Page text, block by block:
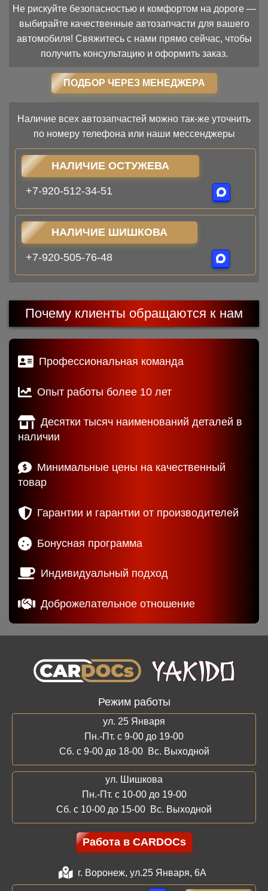
Не рискуйте безопасностью и комфортом на дороге —
выбирайте качественные автозапчасти для вашего
автомобиля! Свяжитесь с нами прямо сейчас, чтобы
получить консультацию и оформить заказ.
ПОДБОР ЧЕРЕЗ МЕНЕДЖЕРА
Наличие всех автозапчастей можно так-же уточнить
по номеру телефона или наши мессенджеры
НАЛИЧИЕ ОСТУЖЕВА
+7-920-512-34-51
НАЛИЧИЕ ШИШКОВА
+7-920-505-76-48
Почему клиенты обращаются к нам
Профессиональная команда
Опыт работы более 10 лет
Десятки тысяч наименований деталей в
наличии
Минимальные цены на качественный
товар
Гарантии и гарантии от производителей
Бонусная программа
Индивидуальный подход
Доброжелательное отношение
Режим работы
ул. 25 Января
Пн.-Пт. с 9-00 до 19-00
Сб. с 9-00 до 18-00 Вс. Выходной
ул. Шишкова
Пн.-Пт. с 10-00 до 19-00
Сб. с 10-00 до 15-00 Вс. Выходной
Работа в CARDOCs
г. Воронеж, ул.25 Января, 6А